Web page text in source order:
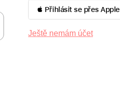
 Přihlásit se přes Apple
Ještě nemám účet